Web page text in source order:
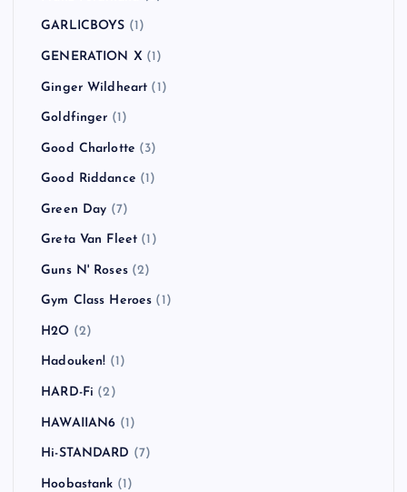
GARLICBOYS (1)
GENERATION X (1)
Ginger Wildheart (1)
Goldfinger (1)
Good Charlotte (3)
Good Riddance (1)
Green Day (7)
Greta Van Fleet (1)
Guns N' Roses(2)
Gym Class Heroes (1)
H2O (2)
Hadouken! (1)
HARD-Fi (2)
HAWAIIAN6 (1)
Hi-STANDARD (7)
Hoobastank (1)